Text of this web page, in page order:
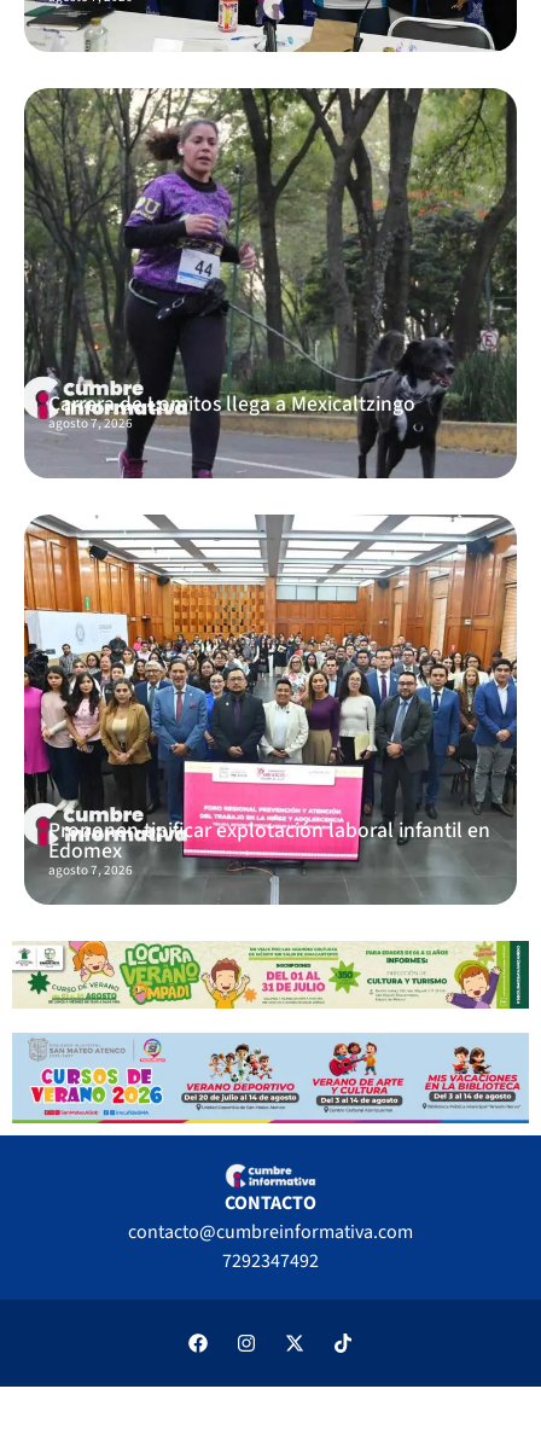
Carrera de Lomitos llega a Mexicaltzingo
agosto 7, 2026
Proponen tipificar explotación laboral infantil en
Edomex
agosto 7, 2026
CONTACTO
contacto@cumbreinformativa.com
7292347492